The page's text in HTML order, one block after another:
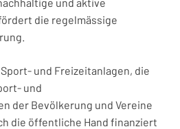
die regelmässige
und Freizeitanlagen, die
und
der Bevölkerung und Vereine
die öffentliche Hand finanziert